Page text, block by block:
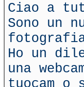
Ciao a
Sono un
Ho un
una
tuocam